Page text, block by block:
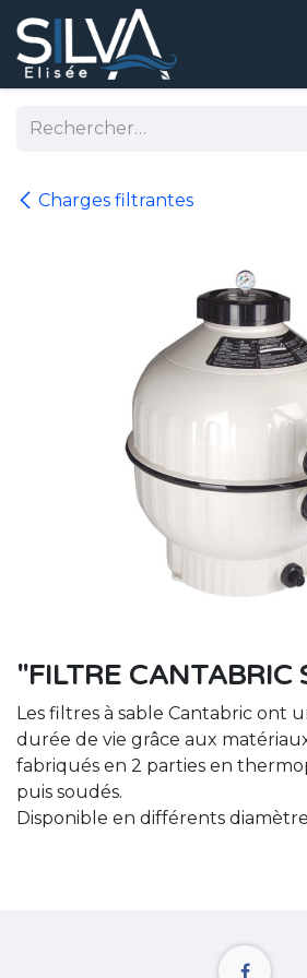
Se rendre au contenu
Charges filtrantes
"FILTRE CANTABRIC
Les filtres à sable Cantabric ont
durée de vie grâce aux
fabriqués en 2 parties en
puis soudés.
Disponible en différents